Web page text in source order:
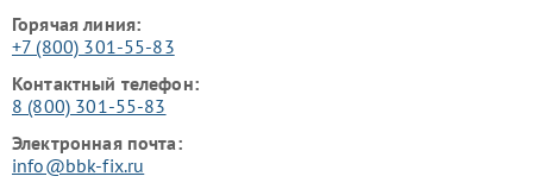
Горячая линия:
+7 (800) 301-55-83
Контактный телефон:
8 (800) 301-55-83
Электронная почта:
info@bbk-fix.ru